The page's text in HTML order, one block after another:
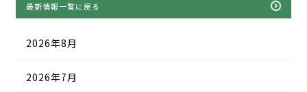
最新情報一覧に戻る
2026年8月
2026年7月